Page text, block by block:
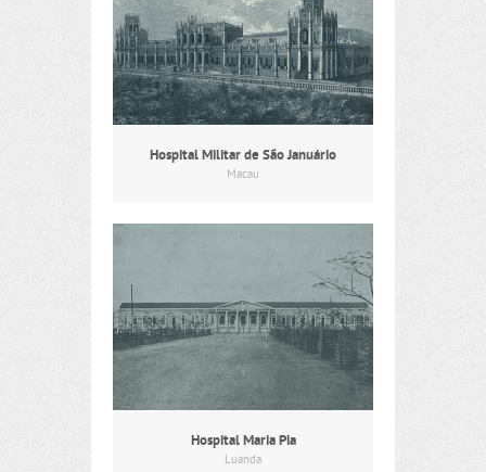
Hospital Militar de São Januário
Macau
Hospital Maria Pia
Luanda